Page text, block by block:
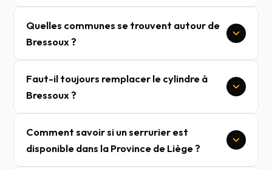
Quelles communes se trouvent autour de
Bressoux ?
Faut-il toujours remplacer le cylindre à
Bressoux ?
Comment savoir si un serrurier est
disponible dans la Province de Liège ?